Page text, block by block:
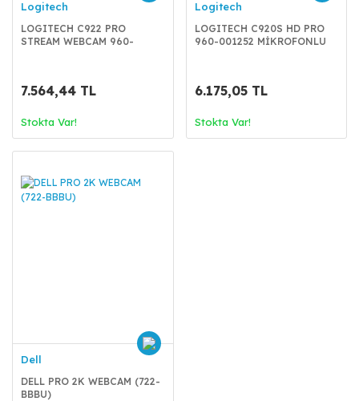
Logitech
LOGITECH C922 PRO
STREAM WEBCAM 960-
7.564,44 TL
Stokta Var!
Logitech
LOGITECH C920S HD PRO
960-001252 MİKROFONLU
6.175,05 TL
Stokta Var!
Dell
DELL PRO 2K WEBCAM (722-
BBBU)